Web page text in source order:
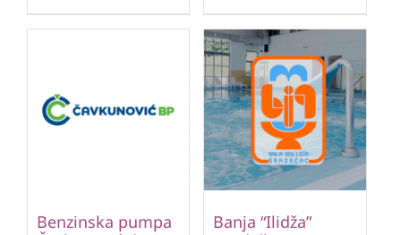
Benzinska pumpa
Banja “Ilidža”